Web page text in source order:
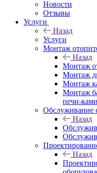
Новости
Отзывы
Услуги
Назад
Услуги
Монтаж
Назад
Монтаж
Монтаж
Монтаж
Монтаж
печи-
Обслуживание
Назад
Назад